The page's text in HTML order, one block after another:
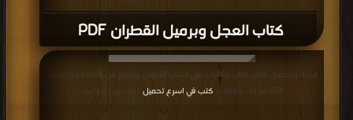
كتاب العجل وبرميل القطران PDF
قراءة و تحميل كتاب كتاب حكايات على لسان الحيوان والطير من كافة انحاء العالم
PDF مجانا | مكتبة >
كتب في اسرع تحميل | التحميل : مرة/مرات